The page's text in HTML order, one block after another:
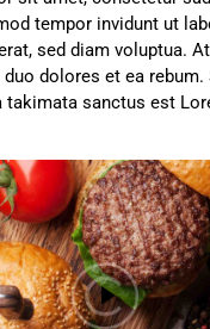
tempor invidunt ut
sed diam voluptua.
dolores et ea rebum.
takimata sanctus est